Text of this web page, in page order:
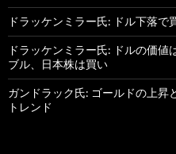
ドラッケンミラー氏: ドル下落
ドラッケンミラー氏: ドルの価
ブル、日本株は買い
ガンドラック氏: ゴールドの上昇
トレンド